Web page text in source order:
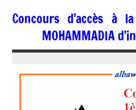
Concours d’accès à
MOHAMMADIA